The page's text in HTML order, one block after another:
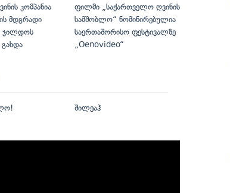
კომპანია
მდგრადი
ჯილდოს
ფილმი „საქართველო ღვინის
სამშობლო“ ნომინირებულია
საერთაშორისო ფესტივალზე
„Oenovideo“
შილეაჰ